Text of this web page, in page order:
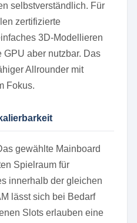
selbstverständlich. Für
zertifizierte
3D-Modellieren
aber nutzbar. Das
Allrounder mit
Fokus.
gewählte Mainboard
Spielraum für
innerhalb der gleichen
lässt sich bei Bedarf
Slots erlauben eine